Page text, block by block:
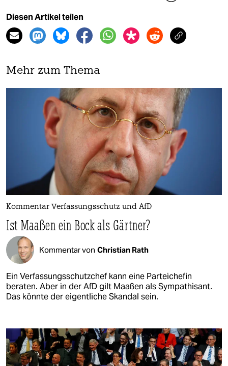
Diesen Artikel teilen
Mehr zum Thema
Kommentar Verfassungsschutz und AfD
Ist Maaßen ein Bock als Gärtner?
Kommentar von Christian Rath
Ein Verfassungsschutzchef kann eine Parteichefin
beraten. Aber in der AfD gilt Maaßen als Sympathisant.
Das könnte der eigentliche Skandal sein.